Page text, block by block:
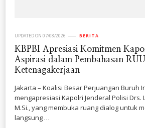
UPDATED ON 07/08/2026 BERITA
KBPBI Apresiasi Komitmen
Aspirasi dalam Pembahasan RUU
Ketenagakerjaan
Jakarta – Koalisi Besar Perjuangan Buruh
mengapresiasi Kapolri Jenderal Polisi Drs.
M.Si., yang membuka ruang dialog untuk
langsung …